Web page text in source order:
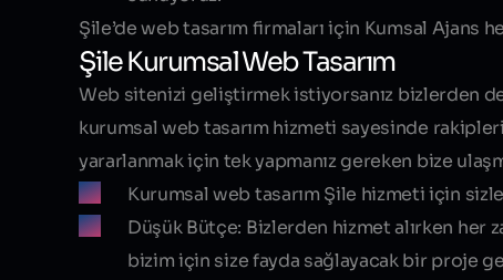
Şile’de web tasarım firmalarıiçin Kumsal Ajans
Şile Kurumsal Web Tasarım
Web sitenizi geliştirmek istiyorsanız bizlerden
kurumsal web tasarım hizmeti sayesinde
yararlanmak için tek yapmanız gereken bize
Kurumsal web tasarım Şile hizmeti için
Düşük Bütçe: Bizlerden hizmet alırken her
bizim için size fayda sağlayacak bir proje